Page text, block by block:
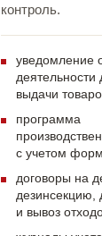
контроль.
уведомление
деятельности
выдачи
программа
с учетом
договоры на
дезинсекцию,
и вывоз